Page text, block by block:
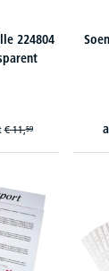
224804
€ 11,59